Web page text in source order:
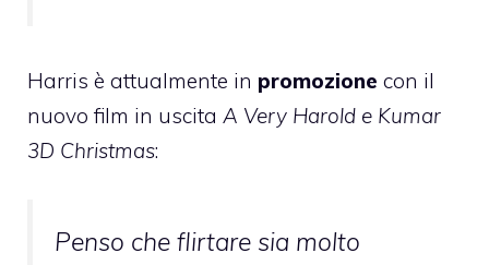
Harris è attualmente in promozione con il
nuovo film in uscita A Very Harold e Kumar
3D Christmas:
Penso che flirtare sia molto